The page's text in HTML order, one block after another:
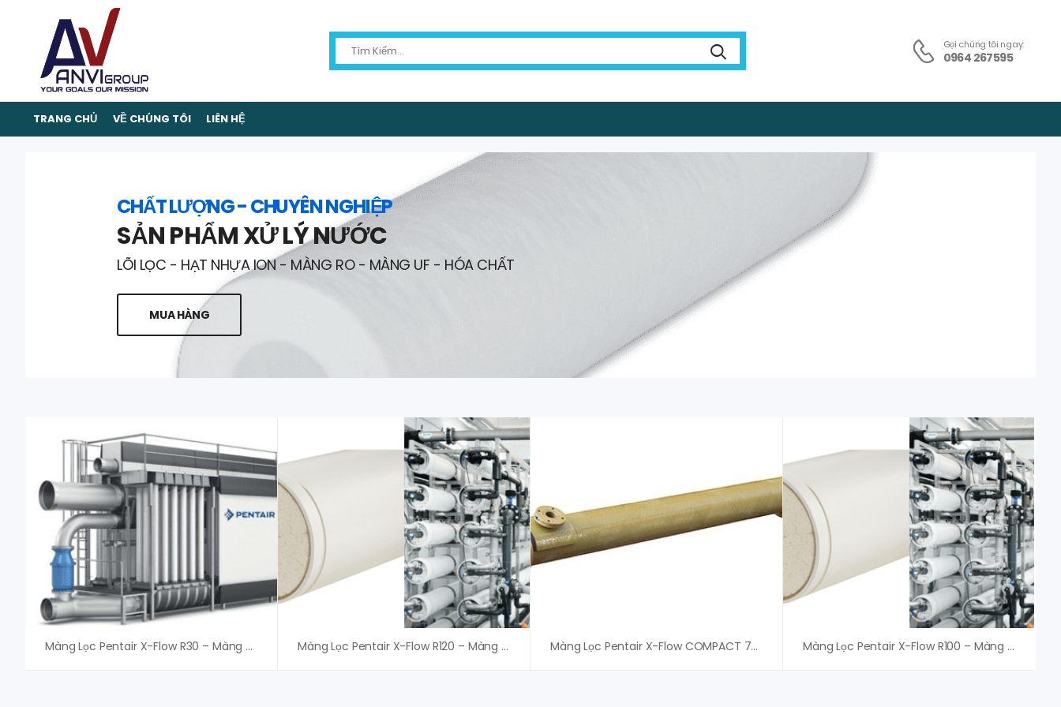
Gọi chúng tôi ngay:
0964 267595
TRANG CHỦ VỀ CHÚNG TÔI LIÊN HỆ
CHẤT LƯỢNG - CHUYÊN NGHIỆP
SẢN PHẨM XỬ LÝ NƯỚC
LÕI LỌC - HẠT NHỰA ION - MÀNG RO - MÀNG UF - HÓA CHẤT
MUA HÀNG
Màng Lọc Pentair X-Flow R30 – Màng UF Pentair Màng Lọc Pentair X-Flow R120 – Màng UF Pentair Màng Lọc Pentair X-Flow COMPACT 75G – Màng UF Pentair Màng Lọc Pentair X-Flow R100 – Màng UF Pentair